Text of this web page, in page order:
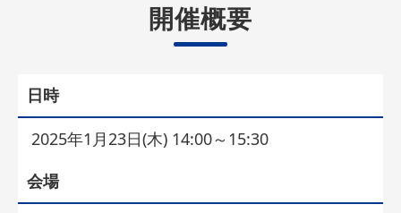
開催概要
日時
2025年1月23日(木) 14:00～15:30
会場